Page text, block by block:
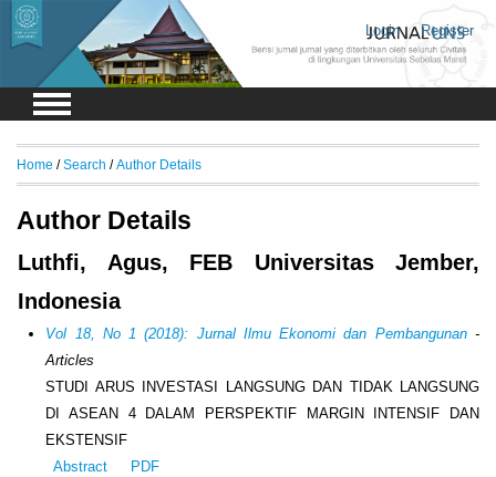
Login Register
Home /Search /Author Details
Author Details
Luthfi, Agus, FEB Universitas Jember,
Indonesia
Vol 18, No 1 (2018): Jurnal Ilmu Ekonomi dan Pembangunan-
Articles
STUDI ARUS INVESTASI LANGSUNG DAN TIDAK LANGSUNG
DI ASEAN 4 DALAM PERSPEKTIF MARGIN INTENSIF DAN
EKSTENSIF
Abstract
PDF